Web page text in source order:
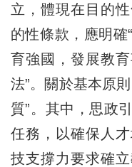
立，體現在目的
的性條款，應明
育強國，發展教
法”。關於基本原
質”。其中，思政
任務，以確保人
技支撐力要求確